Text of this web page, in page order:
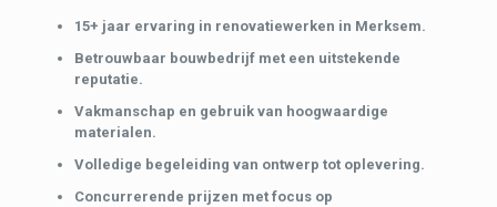
15+ jaar ervaring in renovatiewerken in Merksem.
Betrouwbaar bouwbedrijf met een uitstekende
reputatie.
Vakmanschap en gebruik van hoogwaardige
materialen.
Volledige begeleiding van ontwerp tot oplevering.
Concurrerende prijzen met focus op